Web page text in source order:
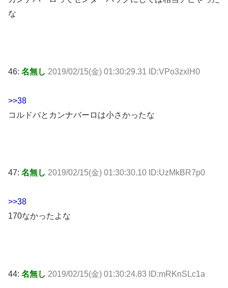
な
46: 名無し 2019/02/15(金) 01:30:29.31 ID:VPo3zxlH0
>>38
コルドバとカンナバーロは小さかったな
47: 名無し 2019/02/15(金) 01:30:30.10 ID:UzMkBR7p0
>>38
170なかったよな
44: 名無し 2019/02/15(金) 01:30:24.83 ID:mRKnSLc1a